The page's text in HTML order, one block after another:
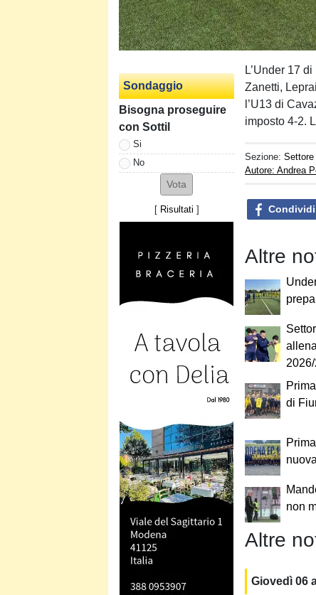
Sondaggio
Bisogna proseguire
con Sottil
Si
No
[ Risultati ]
L’Under 17
Zanetti,
l’U13 di
imposto 4-2.
Sezione:
Autore: Andrea
Condividi
Altre
di
non
Altre
Giovedì 06